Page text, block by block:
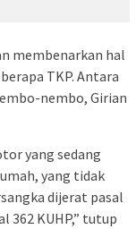
membenarkan hal
TKP. Antara
nembo, Girian
yang sedang
yang tidak
dijerat pasal
362 KUHP,” tutup